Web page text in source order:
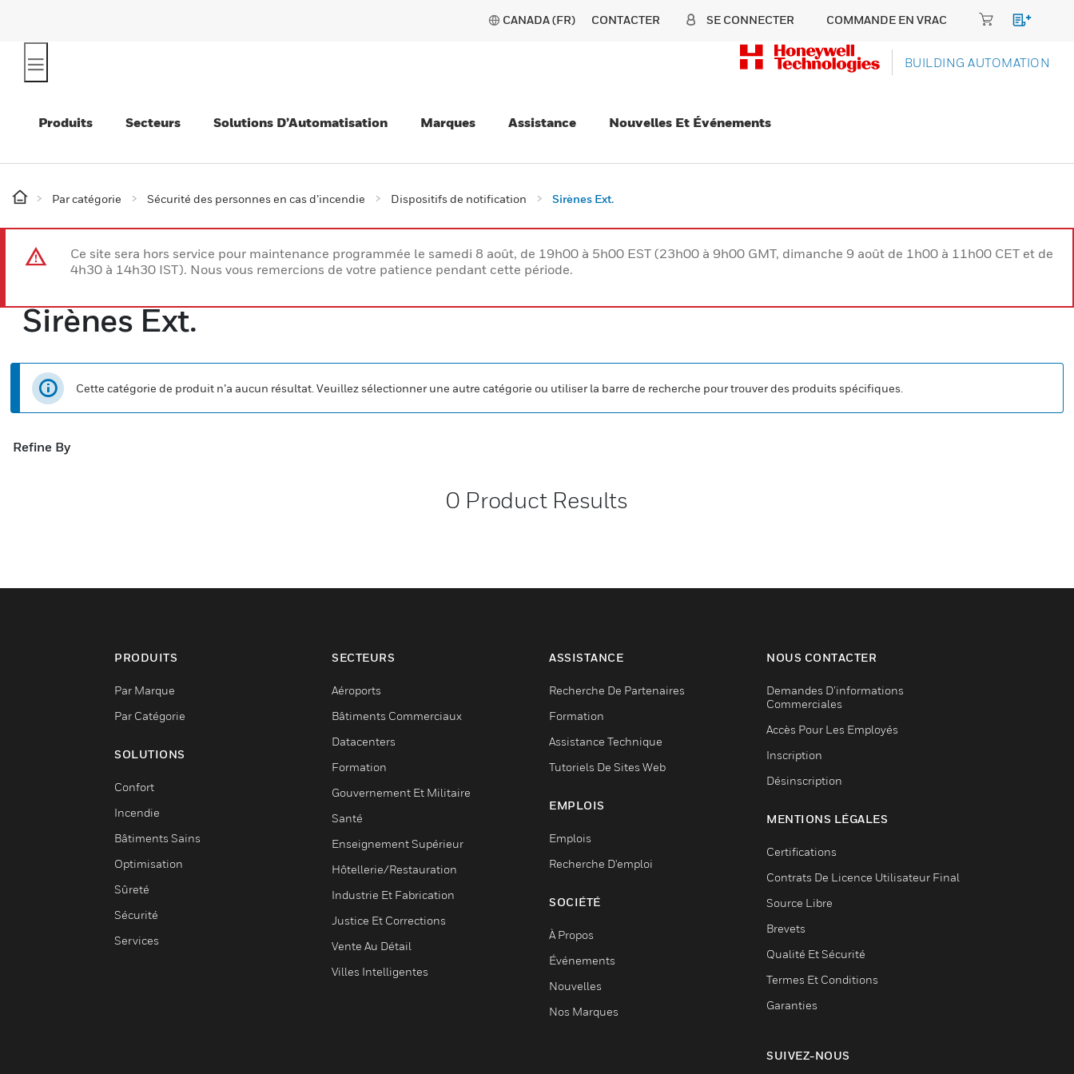
CANADA (FR) CONTACTER SE CONNECTER COMMANDE EN VRAC
BUILDING AUTOMATION
Produits Secteurs Solutions D’Automatisation Marques Assistance Nouvelles Et Événements
Par catégorie Sécurité des personnes en cas d’incendie Dispositifs de notification Sirènes Ext.
Ce site sera hors service pour maintenance programmée le samedi 8 août, de 19h00 à 5h00 EST (23h00 à 9h00 GMT, dimanche 9 août de 1h00 à 11h00 CET et de
4h30 à 14h30 IST). Nous vous remercions de votre patience pendant cette période.
Sirènes Ext.
Cette catégorie de produit n’a aucun résultat. Veuillez sélectionner une autre catégorie ou utiliser la barre de recherche pour trouver des produits spécifiques.
Refine By
0 Product Results
PRODUITS
Par Marque
Par Catégorie
SOLUTIONS
Confort
Incendie
Bâtiments Sains
Optimisation
Sûreté
Sécurité
Services
SECTEURS
Aéroports
Bâtiments Commerciaux
Datacenters
Formation
Gouvernement Et Militaire
Santé
Enseignement Supérieur
Hôtellerie/Restauration
Industrie Et Fabrication
Justice Et Corrections
Vente Au Détail
Villes Intelligentes
ASSISTANCE
Recherche De Partenaires
Formation
Assistance Technique
Tutoriels De Sites Web
EMPLOIS
Emplois
Recherche D'emploi
SOCIÉTÉ
À Propos
Événements
Nouvelles
Nos Marques
NOUS CONTACTER
Demandes D’informations
Commerciales
Accès Pour Les Employés
Inscription
Désinscription
MENTIONS LÉGALES
Certifications
Contrats De Licence Utilisateur Final
Source Libre
Brevets
Qualité Et Sécurité
Termes Et Conditions
Garanties
SUIVEZ-NOUS